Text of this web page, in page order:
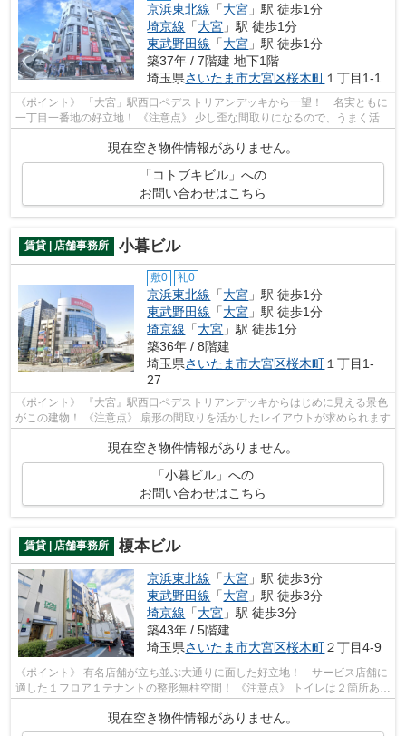
京浜東北線 「大宮 」駅 徒歩1分
埼京線 「大宮 」駅 徒歩1分
東武野田線 「大宮 」駅 徒歩1分
築37年 / 7階建 地下1階
埼玉県さいたま市大宮区桜木町１丁目1-1
《ポイント》 「大宮」駅西口ペデストリアンデッキから一望！ 名実ともに
一丁目一番地の好立地！ 《注意点》 少し歪な間取りになるので、うまく活か
現在空き物件情報がありません。
「コトブキビル」への
お問い合わせはこちら
賃貸 | 店舗事務所 小暮ビル
敷0 礼0
京浜東北線 「大宮 」駅 徒歩1分
東武野田線 「大宮 」駅 徒歩1分
埼京線 「大宮 」駅 徒歩1分
築36年 / 8階建
埼玉県さいたま市大宮区桜木町 １丁目1-
27
《ポイント》 『大宮』駅西口ペデストリアンデッキからはじめに見える景色
がこの建物！ 《注意点》 扇形の間取りを活かしたレイアウトが求められます
現在空き物件情報がありません。
「小暮ビル」への
お問い合わせはこちら
賃貸 | 店舗事務所 榎本ビル
京浜東北線 「大宮 」駅 徒歩3分
東武野田線 「大宮 」駅 徒歩3分
埼京線 「大宮 」駅 徒歩3分
築43年 / 5階建
埼玉県さいたま市大宮区桜木町２丁目4-9
《ポイント》 有名店舗が立ち並ぶ大通りに面した好立地！ サービス店舗に
適した１フロア１テナントの整形無柱空間！ 《注意点》 トイレは２箇所あり
ますが１つは和式になります
現在空き物件情報がありません。